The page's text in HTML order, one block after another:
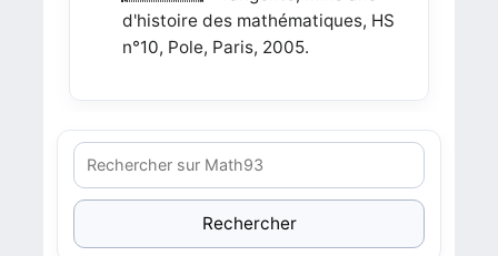
d'histoire des mathématiques, HS
n°10, Pole, Paris, 2005.
Rechercher